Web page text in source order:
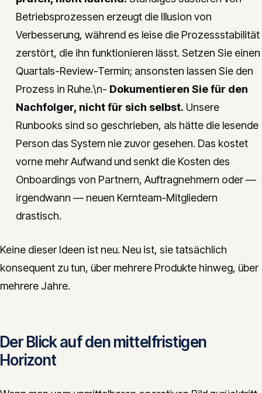
Betriebsprozessen erzeugt die Illusion von
Verbesserung, während es leise die Prozessstabilität
zerstört, die ihn funktionieren lässt. Setzen Sie einen
Quartals-Review-Termin; ansonsten lassen Sie den
Prozess in Ruhe.\n- Dokumentieren Sie für den
Nachfolger, nicht für sich selbst. Unsere
Runbooks sind so geschrieben, als hätte die lesende
Person das System nie zuvor gesehen. Das kostet
vorne mehr Aufwand und senkt die Kosten des
Onboardings von Partnern, Auftragnehmern oder —
irgendwann — neuen Kernteam-Mitgliedern
drastisch.
Keine dieser Ideen ist neu. Neu ist, sie tatsächlich
konsequent zu tun, über mehrere Produkte hinweg, über
mehrere Jahre.
Der Blick auf den mittelfristigen
Horizont